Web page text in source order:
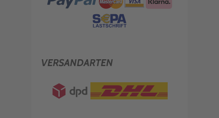
VERSANDARTEN